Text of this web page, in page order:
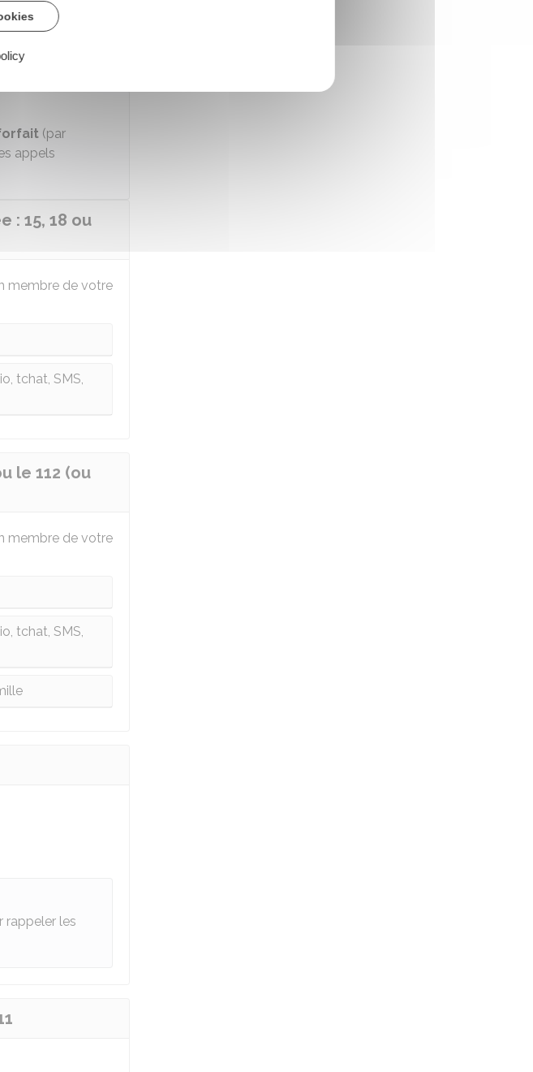
(par
appels
: 15, 18 ou
membre de votre
tchat, SMS,
le 112 (ou
membre de votre
tchat, SMS,
rappeler les